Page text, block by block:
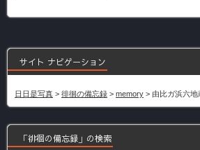
サイト ナビゲーション
日日是写真 > 徘徊の備忘録 > memory > 由比ガ浜六
「徘徊の備忘録」の検索